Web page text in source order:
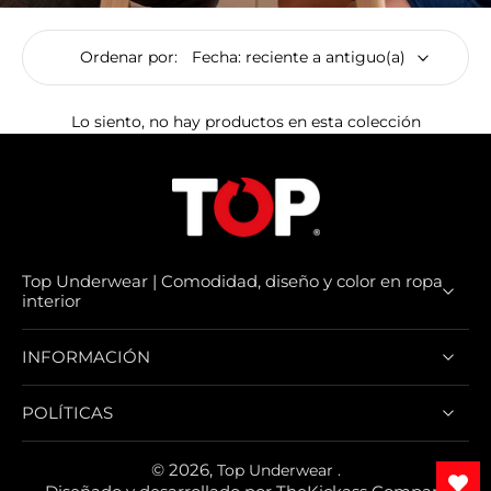
Ordenar por:
Lo siento, no hay productos en esta colección
Top Underwear | Comodidad, diseño y color en ropa
interior
INFORMACIÓN
POLÍTICAS
© 2026, Top Underwear .